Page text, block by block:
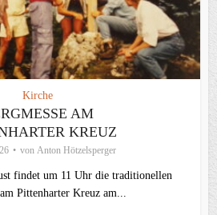
Kirche
AM
KREUZ
von Anton Hötzelsperger
findet um 11 Uhr die traditionellen
Pittenharter Kreuz am...